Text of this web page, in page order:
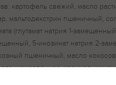
картофель свежий, масло
мальтодекстрин пшеничный,
(глутамат натрия 1-
5-инозинат натрия 2-
пшеничный, масло
крахмал
(орто-фосфат калия 2-